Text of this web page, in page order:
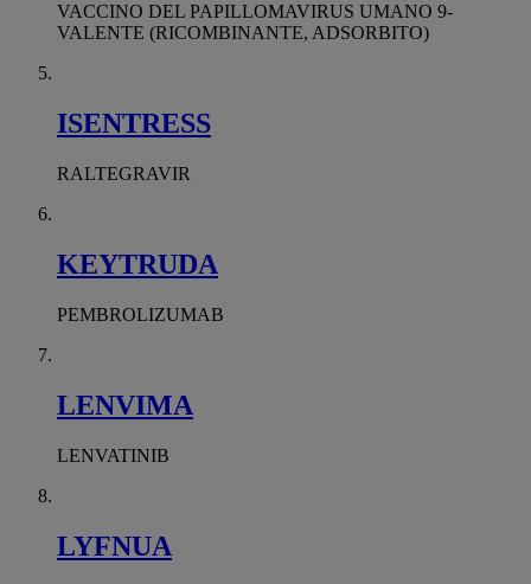
VACCINO DEL PAPILLOMAVIRUS UMANO 9-
VALENTE (RICOMBINANTE, ADSORBITO)
ISENTRESS
RALTEGRAVIR
KEYTRUDA
PEMBROLIZUMAB
LENVIMA
LENVATINIB
LYFNUA